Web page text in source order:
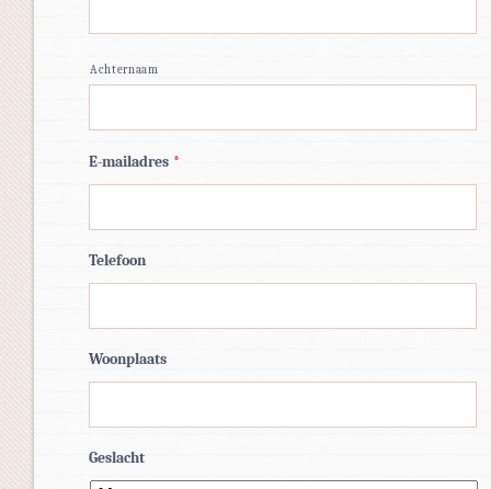
Achternaam
E-mailadres *
Telefoon
Woonplaats
Geslacht